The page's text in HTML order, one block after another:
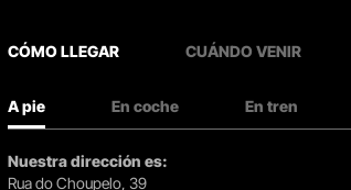
CÓMO LLEGAR CUÁNDO VENIR
A pie En coche En tren
Nuestra dirección es:
Rua do Choupelo, 39